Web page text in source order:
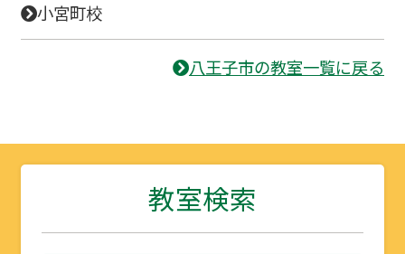
小宮町校
八王子市の教室一覧に戻る
教室検索